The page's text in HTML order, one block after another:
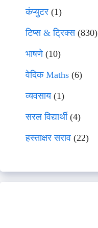
कंप्युटर (1)
टिप्स & ट्रिक्स(830)
भाषणे(10)
वेदिक Maths (6)
व्यवसाय(1)
सरल विद्यार्थी(4)
हस्ताक्षर सराव (22)